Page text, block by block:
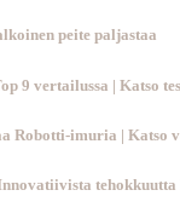
peite paljastaa
9 vertailussa | Katso
Robotti-imuria | Katso
tehokkuutta